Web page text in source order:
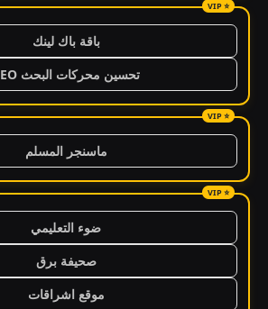
باقة باك لينك
تحسين محركات البحث SEO
ماسنجر المسلم
ضوء التعليمي
صحيفة برق
موقع اشراقات